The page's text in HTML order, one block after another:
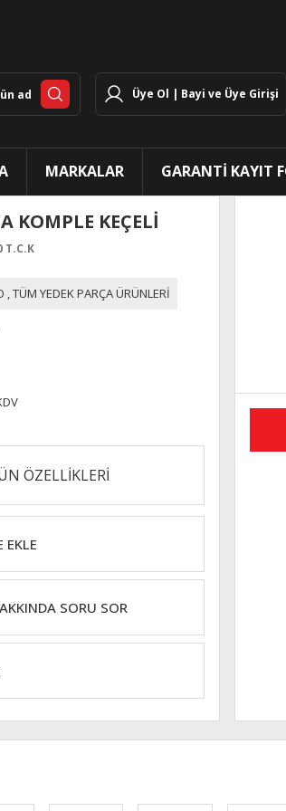
Üye Ol | Bayi ve Üye Girişi
MARKALAR GARANTİ KAYIT
KOMPLE KEÇELİ
T.C.K
,TÜM YEDEK PARÇA ÜRÜNLERİ
ÖZELLİKLERİ
SORU SOR